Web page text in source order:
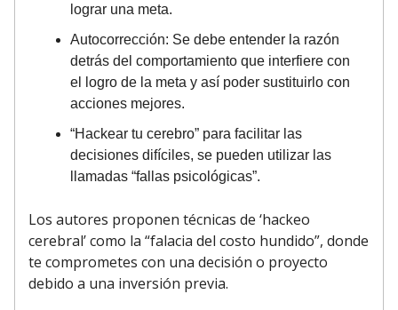
lograr una meta.
Autocorrección: Se debe entender la razón
detrás del comportamiento que interfiere con
el logro de la meta y así poder sustituirlo con
acciones mejores.
“Hackear tu cerebro” para facilitar las
decisiones difíciles, se pueden utilizar las
llamadas “fallas psicológicas”.
Los autores proponen técnicas de ‘hackeo
cerebral’ como la “falacia del costo hundido”, donde
te comprometes con una decisión o proyecto
debido a una inversión previa.